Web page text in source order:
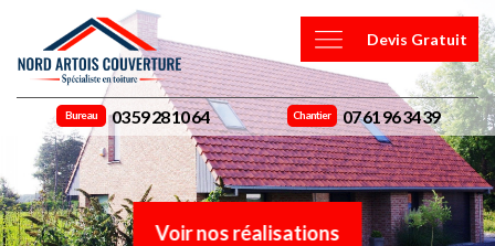
Devis Gratuit
Bureau 03 59 28 10 64 Chantier 07 61 96 34 39
Voir nos réalisations